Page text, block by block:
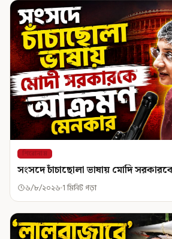
শিরোনাম
সংসদে চাঁচাছোলা ভাষায় মোদি
৬/৮/২০২৬ 1 মিনিট পড়া